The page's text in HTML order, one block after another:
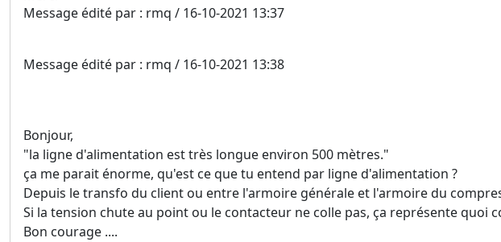
Message édité par : rmq / 16-10-2021 13:37
Message édité par : rmq / 16-10-2021 13:38
Bonjour,
"la ligne d'alimentation est très longue environ 500 mètres."
ça me parait énorme, qu'est ce que tu entend par ligne d'alimentation ?
Depuis le transfo du client ou entre l'armoire générale et l'armoire du
Si la tension chute au point ou le contacteur ne colle pas, ça représente quoi
Bon courage ....